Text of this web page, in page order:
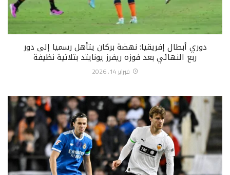
دوري أبطال إفريقيا: نهضة بركان يتأهل رسميا إلى دور
ربع النهائي بعد فوزه ريفرز يونايتد بثلاثية نظيفة
فبراير 14, 2026